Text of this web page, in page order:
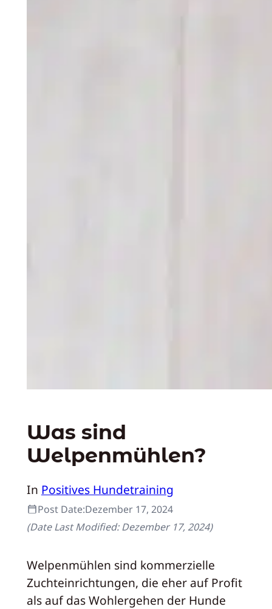
Was sind
Welpenmühlen?
In Positives Hundetraining
Post Date:Dezember 17, 2024
(Date Last Modified:Dezember 17, 2024)
Welpenmühlen sind kommerzielle
Zuchteinrichtungen, die eher auf Profit
als auf das Wohlergehen der Hunde